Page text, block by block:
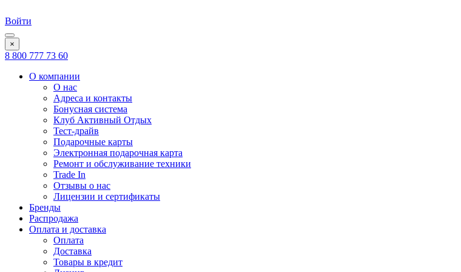
Войти
×
8 800 777 73 60
О компании
О нас
Адреса и контакты
Бонусная система
Клуб Активный Отдых
Тест-драйв
Подарочные карты
Электронная подарочная карта
Ремонт и обслуживание техники
Trade In
Отзывы о нас
Лицензии и сертификаты
Бренды
Распродажа
Оплата и доставка
Оплата
Доставка
Товары в кредит